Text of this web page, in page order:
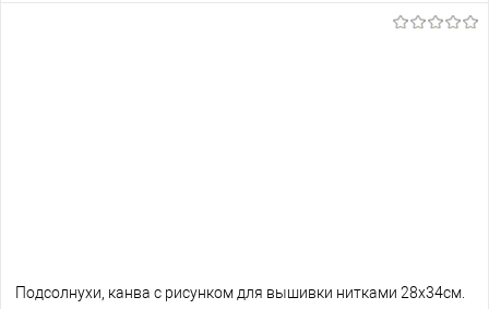
Подсолнухи, канва с рисунком для вышивки нитками 28х34см.